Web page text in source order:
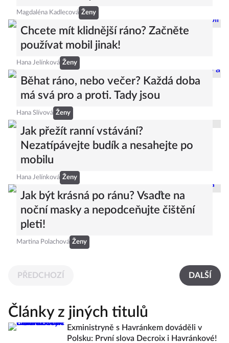
Magdaléna Kadlecová Ženy
Chcete mít klidnější ráno? Začněte
používat mobil jinak!
Hana Jelínková Ženy
Běhat ráno, nebo večer? Každá doba
má svá pro a proti. Tady jsou
Hana Slívová Ženy
Jak přežít ranní vstávání?
Nezatípávejte budík a nesahejte po
mobilu
Hana Jelínková Ženy
Jak být krásná po ránu? Vsaďte na
noční masky a nepodceňujte čištění
pleti!
Martina Polachová Ženy
PŘEDCHOZÍ DALŠÍ
Články z jiných titulů
Exministryně s Havránkem dováděli v
Polsku: První slova Decroix i Havránkové!